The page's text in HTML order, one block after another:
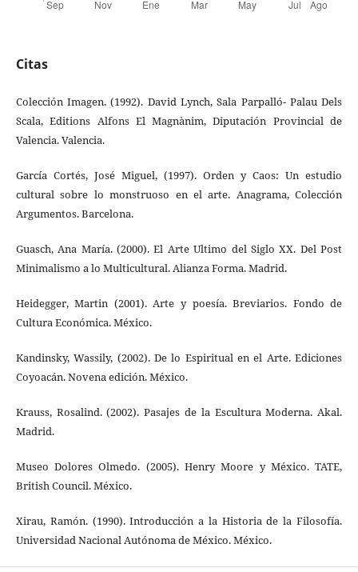
Citas
Colección Imagen. (1992). David Lynch, Sala Parpalló- Palau Dels
Scala, Editions Alfons El Magnànim, Diputación Provincial de
Valencia. Valencia.
García Cortés, José Miguel, (1997). Orden y Caos: Un estudio
cultural sobre lo monstruoso en el arte. Anagrama, Colección
Argumentos. Barcelona.
Guasch, Ana María. (2000). El Arte Ultimo del Siglo XX. Del Post
Minimalismo a lo Multicultural. Alianza Forma. Madrid.
Heidegger, Martin (2001). Arte y poesía. Breviarios. Fondo de
Cultura Económica. México.
Kandinsky, Wassily, (2002). De lo Espiritual en el Arte. Ediciones
Coyoacán. Novena edición. México.
Krauss, Rosalind. (2002). Pasajes de la Escultura Moderna. Akal.
Madrid.
Museo Dolores Olmedo. (2005). Henry Moore y México. TATE,
British Council. México.
Xirau, Ramón. (1990). Introducción a la Historia de la Filosofía.
Universidad Nacional Autónoma de México. México.